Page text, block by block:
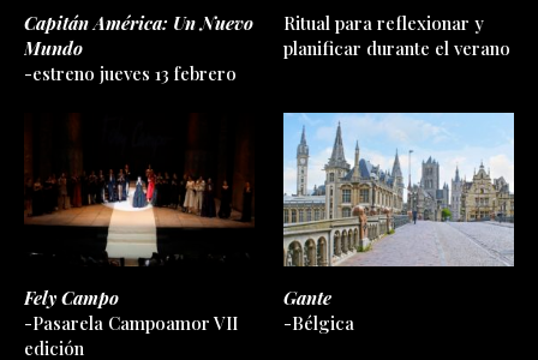
Capitán América: Un Nuevo
Mundo
-estreno jueves 13 febrero
Ritual para reflexionar y
planificar durante el verano
Fely Campo
-Pasarela Campoamor VII
edición
Gante
-Bélgica